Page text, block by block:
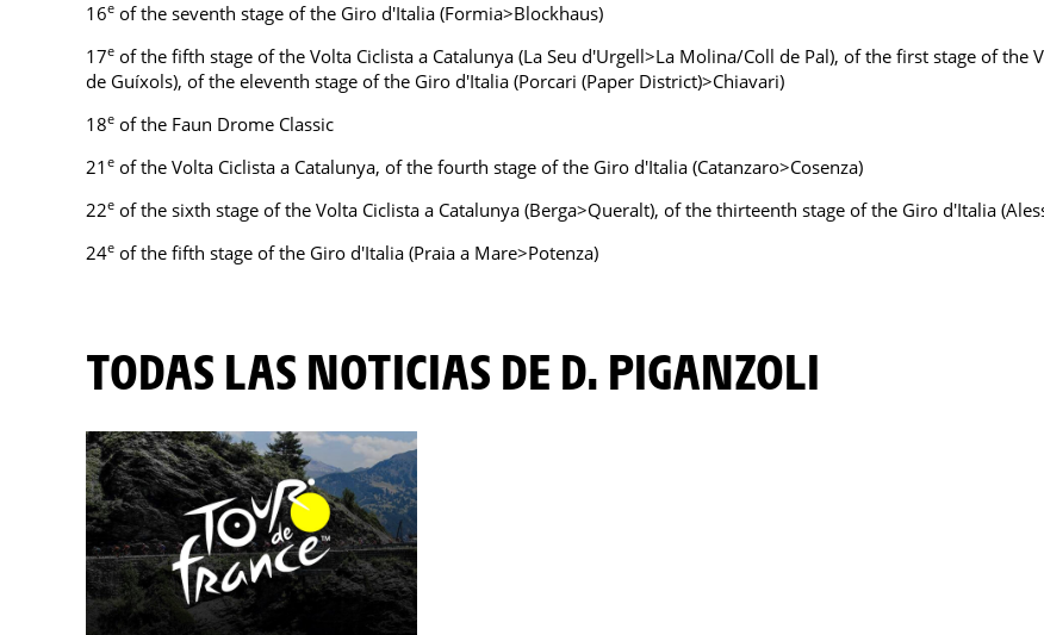
16e of the seventh stage of the Giro d'Italia (Formia>Blockhaus)
17e of the fifth stage of the Volta Ciclista a Catalunya (La Seu d'Urgell>La Molina/Coll de Pal), of the first stage of the
de Guíxols), of the eleventh stage of the Giro d'Italia (Porcari (Paper District)>Chiavari)
18e of the Faun Drome Classic
21 e of the Volta Ciclista a Catalunya, of the fourth stage of the Giro d'Italia (Catanzaro>Cosenza)
22e of the sixth stage of the Volta Ciclista a Catalunya (Berga>Queralt), of the thirteenth stage of the Giro d'Italia
24e of the fifth stage of the Giro d'Italia (Praia a Mare>Potenza)
TODAS LAS NOTICIAS DE D. PIGANZOLI